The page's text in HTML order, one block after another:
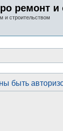
ремонт и
и строительством
быть